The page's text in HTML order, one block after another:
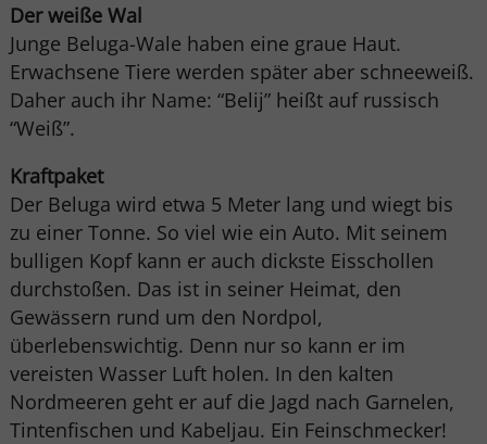
Der weiße Wal
Junge Beluga-Wale haben eine graue Haut.
Erwachsene Tiere werden später aber schneeweiß.
Daher auch ihr Name: “Belij” heißt auf russisch
“Weiß”.
Kraftpaket
Der Beluga wird etwa 5 Meter lang und wiegt bis
zu einer Tonne. So viel wie ein Auto. Mit seinem
bulligen Kopf kann er auch dickste Eisschollen
durchstoßen. Das ist in seiner Heimat, den
Gewässern rund um den Nordpol,
überlebenswichtig. Denn nur so kann er im
vereisten Wasser Luft holen. In den kalten
Nordmeeren geht er auf die Jagd nach Garnelen,
Tintenfischen und Kabeljau. Ein Feinschmecker!